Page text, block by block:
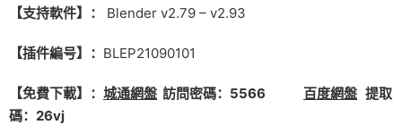
【支持軟件】： Blender v2.79 – v2.93
【插件編号】： BLEP21090101
【免費下載】： 城通網盤 訪問密碼：5566 百度網盤 提取
碼：26vj